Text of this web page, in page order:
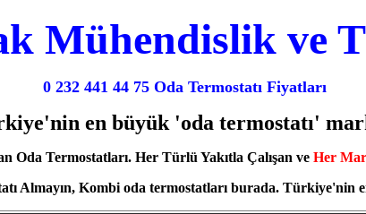
Mühendislik ve
0 232 441 44 75 Oda Termostatı Fiyatları
en büyük 'oda termostatı'
Oda Termostatları. Her Türlü Yakıtla Çalışan ve Her
Almayın, Kombi oda termostatları burada. Türkiye'nin